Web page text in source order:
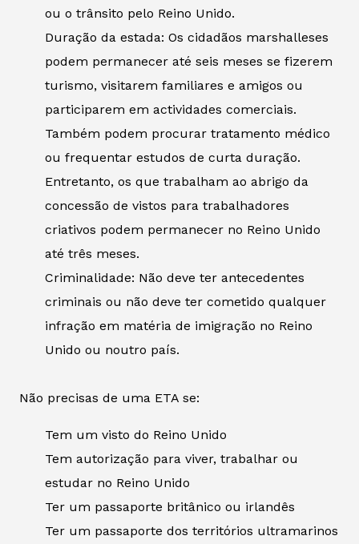
ou o trânsito pelo Reino Unido.
Duração da estada: Os cidadãos marshalleses
podem permanecer até seis meses se fizerem
turismo, visitarem familiares e amigos ou
participarem em actividades comerciais.
Também podem procurar tratamento médico
ou frequentar estudos de curta duração.
Entretanto, os que trabalham ao abrigo da
concessão de vistos para trabalhadores
criativos podem permanecer no Reino Unido
até três meses.
Criminalidade: Não deve ter antecedentes
criminais ou não deve ter cometido qualquer
infração em matéria de imigração no Reino
Unido ou noutro país.
Não precisas de uma ETA se:
Tem um visto do Reino Unido
Tem autorização para viver, trabalhar ou
estudar no Reino Unido
Ter um passaporte britânico ou irlandês
Ter um passaporte dos territórios ultramarinos